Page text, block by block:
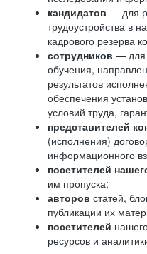
кандидатов — для
трудоустройства в
кадрового резерва
сотрудников — для
обучения,
результатов
обеспечения
условий труда,
представителей
(исполнения)
информационного
посетителей
им пропуска;
авторов статей,
публикации их
посетителей
ресурсов и